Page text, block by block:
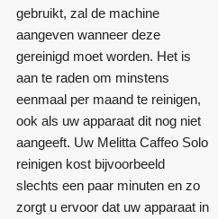
gebruikt, zal de machine
aangeven wanneer deze
gereinigd moet worden. Het is
aan te raden om minstens
eenmaal per maand te reinigen,
ook als uw apparaat dit nog niet
aangeeft. Uw Melitta Caffeo Solo
reinigen kost bijvoorbeeld
slechts een paar minuten en zo
zorgt u ervoor dat uw apparaat in